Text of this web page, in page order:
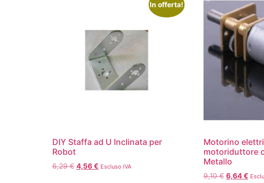
In offerta!
DIY Staffa ad U Inclinata per
Robot
6,29€ 4,56€ Escluso IVA
Motorino
motoriduttore
Metallo
9,10€ 6,64€